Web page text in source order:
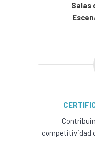
Salas
competitividad